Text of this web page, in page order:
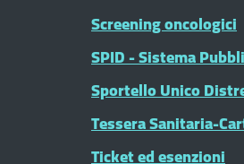
Screening oncologici
SPID - Sistema
Sportello Unico
Tessera Sanitaria-
Ticket ed esenzioni